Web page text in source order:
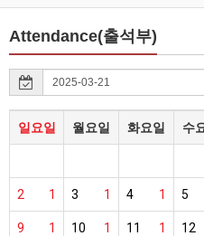
Attendance(출석부)
일요일 월요일 화요일 수
1
2 1
3 1
4 5
1
9 1
10 1
11 12